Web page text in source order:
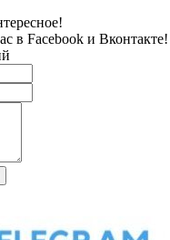
в Facebook и Вконтакте!